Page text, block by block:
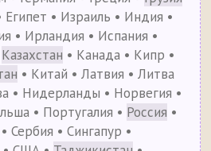
Египет • Израиль • Индия •
• Ирландия • Испания •
Казахстан • Канада • Кипр •
• Китай • Латвия • Литва
• Нидерланды • Норвегия •
• Португалия • Россия •
Сербия • Сингапур •